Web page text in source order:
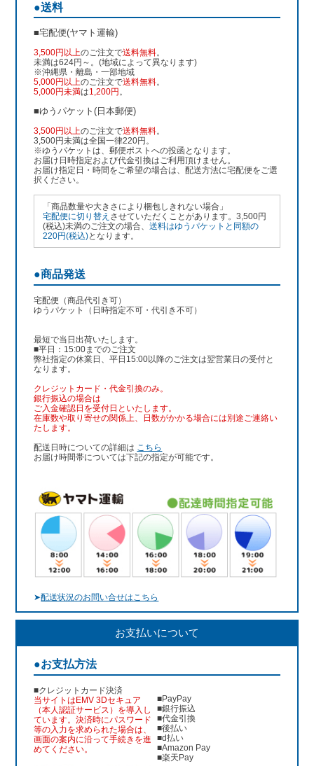
●送料
■宅配便(ヤマト運輸)
3,500円以上のご注文で送料無料。
未満は624円～。(地域によって異なります)
※沖縄県・離島・一部地域
5,000円以上のご注文で送料無料。
5,000円未満は1,200円 。
■ゆうパケット(日本郵便)
3,500円以上のご注文で送料無料。
3,500円未満は全国一律220円。
※ゆうパケットは、郵便ポストへの投函となります。
お届け日時指定および代金引換はご利用頂けません。
お届け指定日・時間をご希望の場合は、配送方法に宅配便をご選
択ください。
「商品数量や大きさにより梱包しきれない場合」
宅配便に切り替え させていただくことがあります。3,500円
(税込)未満のご注文の場合、送料はゆうパケットと同額の
220円(税込)となります。
●商品発送
宅配便（商品代引き可）
ゆうパケット（日時指定不可・代引き不可）
最短で当日出荷いたします。
■平日：15:00までのご注文
弊社指定の休業日、平日15:00以降のご注文は翌営業日の受付と
なります。
クレジットカード・代金引換のみ。
銀行振込の場合は
ご入金確認日を受付日といたします。
在庫数や取り寄せの関係上、日数がかかる場合には別途ご連絡い
たします。
配送日時についての詳細は こちら
お届け時間帯については下記の指定が可能です。
➤配送状況のお問い合せはこちら
お支払いについて
●お支払方法
■クレジットカード決済
当サイトはEMV 3Dセキュア
（本人認証サービス）を導入し
ています。決済時にパスワード
等の入力を求められた場合は、
画面の案内に沿って手続きを進
めてください。
■PayPay
■銀行振込
■代金引換
■後払い
■d払い
■Amazon Pay
■楽天Pay